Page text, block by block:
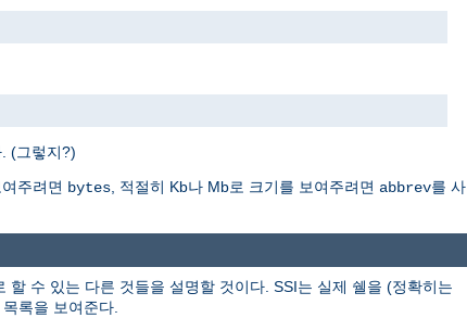
(그렇지?)
주려면 bytes , 적절히 Kb나 Mb로 크기를 보여주려면 abbrev를 사
할 수 있는 다른 것들을 설명할 것이다. SSI는 실제 쉘을 (정확히는
록을 보여준다.